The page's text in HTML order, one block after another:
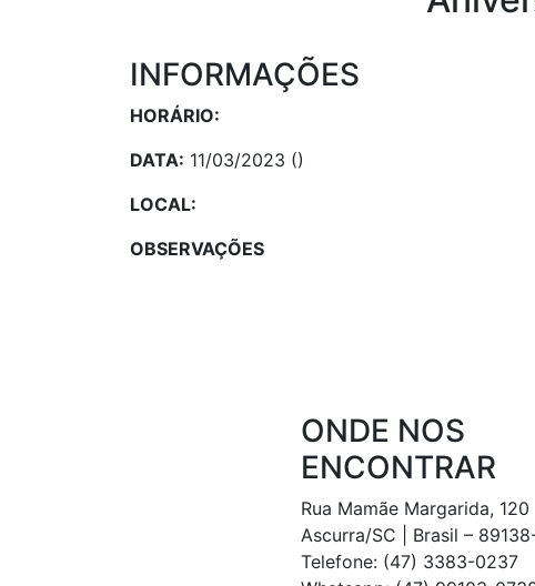
INFORMAÇÕES
HORÁRIO:
DATA: 11/03/2023 ()
LOCAL:
OBSERVAÇÕES
ONDE NOS
ENCONTRAR
Rua Mamãe Margarida, 120
Ascurra/SC | Brasil –
Telefone: (47) 3383-0237